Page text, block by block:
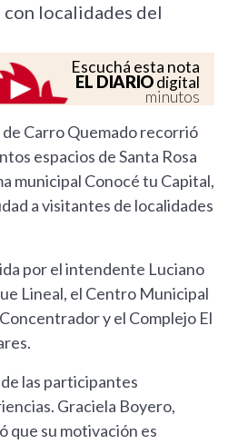
localidades del
Escuchá esta nota
EL DIARIOdigital
minutos
Carro Quemado recorrió
espacios de Santa Rosa
municipal Conocé tu Capital,
a visitantes de localidades
por el intendente Luciano
Lineal, el Centro Municipal
y el Complejo El
las participantes
Graciela Boyero,
que su motivación es